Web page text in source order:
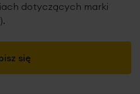
się
dotyczących marki